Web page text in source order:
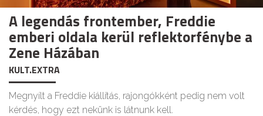
A legendás frontember, Freddie
emberi oldala kerül reflektorfénybe a
Zene Házában
KULT.EXTRA
Megnyílt a Freddie kiállítás, rajongókként pedig nem volt
kérdés, hogy ezt nekünk is látnunk kell.